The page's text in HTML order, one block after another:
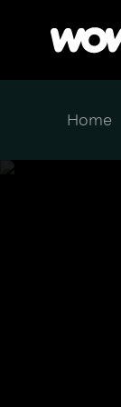
Home